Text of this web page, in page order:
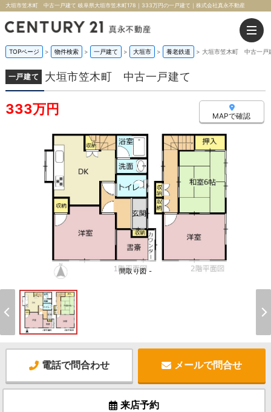
大垣市笠木町 中古一戸建て 岐阜県大垣市笠木町178｜333万円の一戸建て｜株式会社真永不動産
TOPページ > 物件検索 > 一戸建て > 大垣市 > 養老鉄道 > 大垣市笠木町 中古一戸
一戸建て 大垣市笠木町 中古一戸建て
333万円 MAPで確認
間取り図 -
電話で問合わせ メールで問合せ
来店予約